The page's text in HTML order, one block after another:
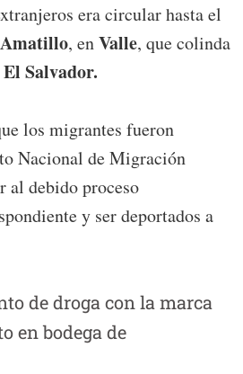
era circular hasta el
Amatillo, enValle, que colinda
Salvador.
los migrantes fueron
Nacional de Migración
al debido proceso
y ser deportados a
de droga con la marca
en bodega de